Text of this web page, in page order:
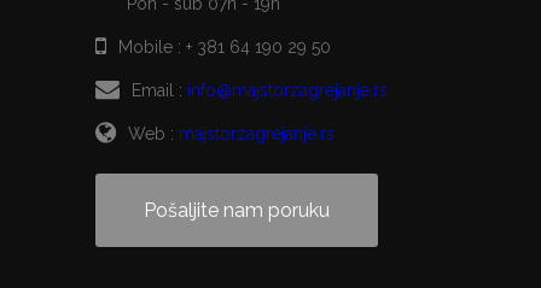
Mobile : + 381 64 190 29 50
Email : info@majstorzagrejanje.rs
Web : majstorzagrejanje.rs
Pošaljite nam poruku